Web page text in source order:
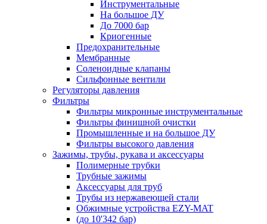
Инструментальные
На большое ДУ
До 7000 бар
Криогенные
Предохранительные
Мембранные
Соленоидные клапаны
Сильфонные вентили
Регуляторы давления
Фильтры
Фильтры микронные инструментальные
Фильтры финишной очистки
Промышленные и на большое ДУ
Фильтры высокого давления
Зажимы, трубы, рукава и аксессуары
Полимерные трубки
Трубные зажимы
Аксессуары для труб
Трубы из нержавеющей стали
Обжимные устройства EZY-MAT
(до 10'342 бар)